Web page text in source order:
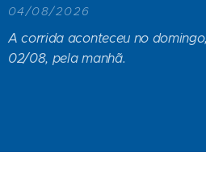
04/08/2026
A corrida aconteceu no domingo,
02/08, pela manhã.